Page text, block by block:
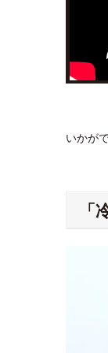
いかが